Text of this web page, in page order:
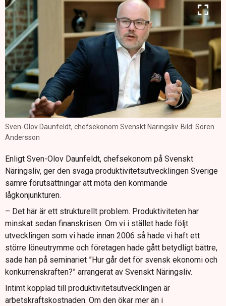
Sven-Olov Daunfeldt, chefsekonom Svenskt Näringsliv. Bild: Sören
Andersson
Enligt Sven-Olov Daunfeldt, chefsekonom på Svenskt
Näringsliv, ger den svaga produktivitetsutvecklingen Sverige
sämre förutsättningar att möta den kommande
lågkonjunkturen.
– Det här är ett strukturellt problem. Produktiviteten har
minskat sedan finanskrisen. Om vi i stället hade följt
utvecklingen som vi hade innan 2006 så hade vi haft ett
större löneutrymme och företagen hade gått betydligt bättre,
sade han på seminariet ”Hur går det för svensk ekonomi och
konkurrenskraften?” arrangerat av Svenskt Näringsliv.
Intimt kopplad till produktivitetsutvecklingen är
arbetskraftskostnaden. Om den ökar mer än i